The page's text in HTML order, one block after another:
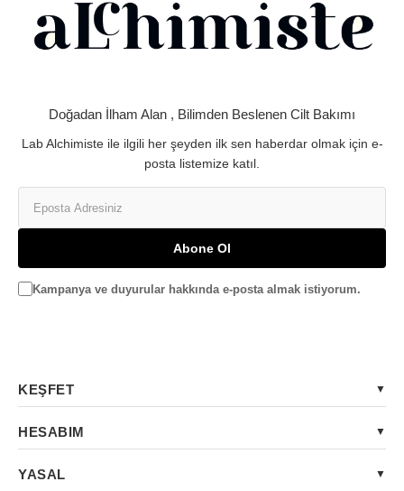
Doğadan İlham Alan , Bilimden Beslenen Cilt Bakımı
Lab Alchimiste ile ilgili her şeyden ilk sen haberdar olmak için e-
posta listemize katıl.
Abone Ol
Kampanya ve duyurular hakkında e-posta almak istiyorum.
KEŞFET
HESABIM
YASAL